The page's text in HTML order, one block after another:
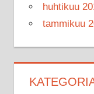
huhtikuu
tammikuu